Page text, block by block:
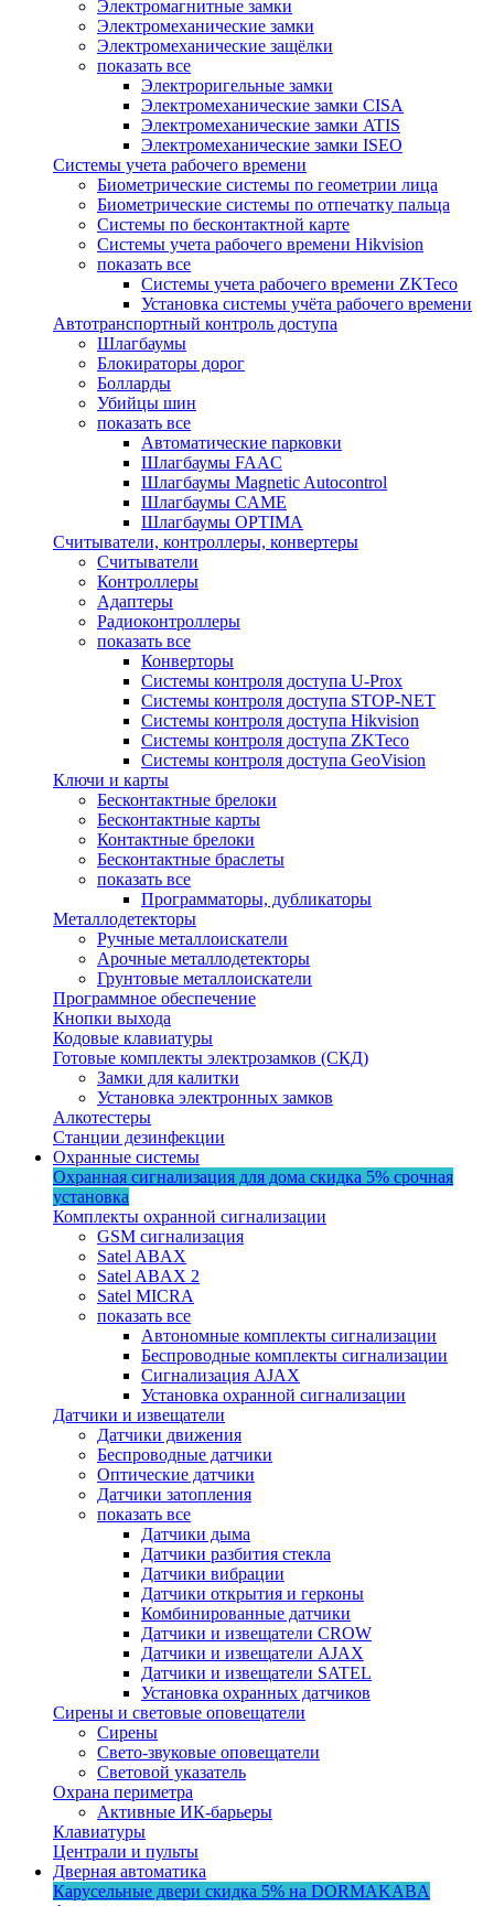
Электромагнитные замки
Электромеханические замки
Электромеханические защёлки
показать все
Электроригельные замки
Электромеханические замки CISA
Электромеханические замки ATIS
Электромеханические замки ISEO
Системы учета рабочего времени
Биометрические системы по геометрии лица
Биометрические системы по отпечатку пальца
Системы по бесконтактной карте
Системы учета рабочего времени Hikvision
показать все
Системы учета рабочего времени ZKTeco
Установка системы учёта рабочего времени
Автотранспортный контроль доступа
Шлагбаумы
Блокираторы дорог
Болларды
Убийцы шин
показать все
Автоматические парковки
Шлагбаумы FAAC
Шлагбаумы Magnetic Autocontrol
Шлагбаумы CAME
Шлагбаумы OPTIMA
Считыватели, контроллеры, конвертеры
Считыватели
Контроллеры
Адаптеры
Радиоконтроллеры
показать все
Конверторы
Системы контроля доступа U-Prox
Системы контроля доступа STOP-NET
Системы контроля доступа Hikvision
Системы контроля доступа ZKTeco
Системы контроля доступа GeoVision
Ключи и карты
Бесконтактные брелоки
Бесконтактные карты
Контактные брелоки
Бесконтактные браслеты
показать все
Программаторы, дубликаторы
Металлодетекторы
Ручные металлоискатели
Арочные металлодетекторы
Грунтовые металлоискатели
Программное обеспечение
Кнопки выхода
Кодовые клавиатуры
Готовые комплекты электрозамков (СКД)
Замки для калитки
Установка электронных замков
Алкотестеры
Станции дезинфекции
Охранные системы
Охранная сигнализация для дома скидка 5% срочная
установка
Комплекты охранной сигнализации
GSM сигнализация
Satel ABAX
Satel ABAX 2
Satel MICRA
показать все
Автономные комплекты сигнализации
Беспроводные комплекты сигнализации
Сигнализация AJAX
Установка охранной сигнализации
Датчики и извещатели
Датчики движения
Беспроводные датчики
Оптические датчики
Датчики затопления
показать все
Датчики дыма
Датчики разбития стекла
Датчики вибрации
Датчики открытия и герконы
Комбинированные датчики
Датчики и извещатели CROW
Датчики и извещатели AJAX
Датчики и извещатели SATEL
Установка охранных датчиков
Сирены и световые оповещатели
Сирены
Свето-звуковые оповещатели
Световой указатель
Охрана периметра
Активные ИК-барьеры
Клавиатуры
Централи и пульты
Дверная автоматика
Карусельные двери скидка 5% на DORMAKABA